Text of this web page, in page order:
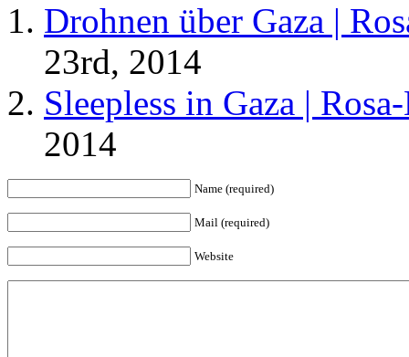
Drohnen über Gaza |
23rd, 2014
Sleepless in Gaza |
2014
Name (required)
Mail (required)
Website